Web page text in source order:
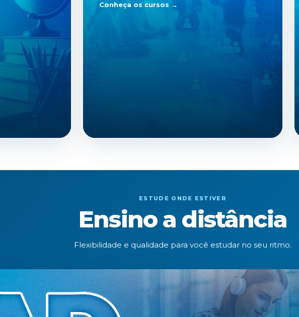
Conheça os cursos →
ESTUDE ONDE ESTIVER
Ensino a distância
Flexibilidade e qualidade para você estudar no seu ritmo.